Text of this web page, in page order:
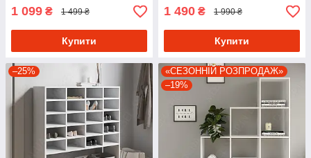
1 099 ₴ 1 499 ₴
Купити
1 490 ₴ 1 990 ₴
Купити
–25%
«СЕЗОННІЙ РОЗПРОДАЖ»
–19%